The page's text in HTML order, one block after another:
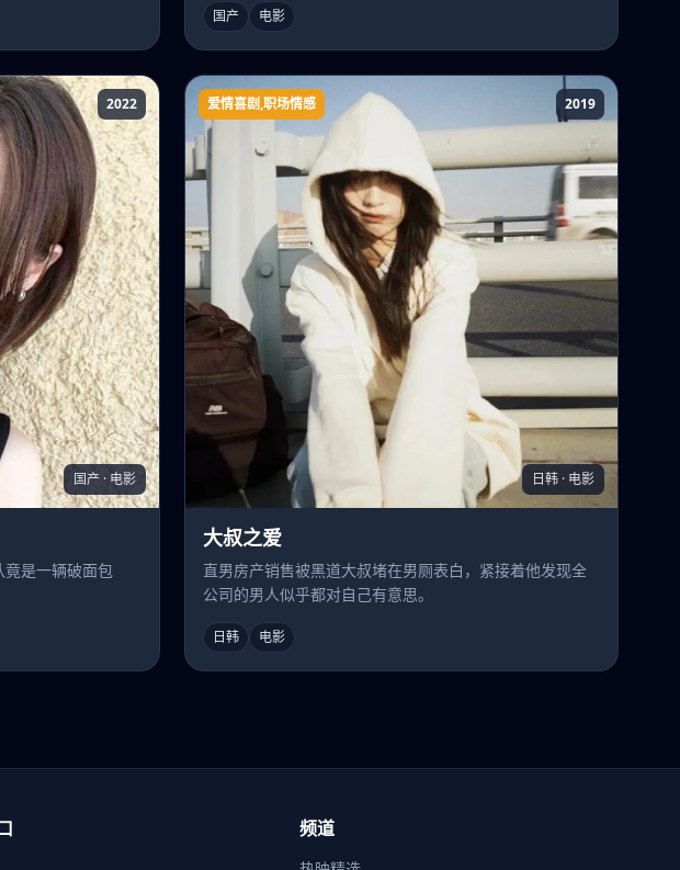
国产 电影
2022
国产 · 电影
是一辆破面包
大叔之爱
爱情喜剧,职场情感 2019
日韩 · 电影
大叔之爱
直男房产销售被黑道大叔堵在男厕表白，紧接着他发现全
公司的男人似乎都对自己有意思。
日韩 电影
频道